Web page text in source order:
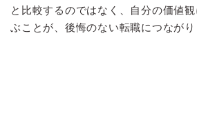
と比較するのではなく、自分の価値
ぶことが、後悔のない転職につながり